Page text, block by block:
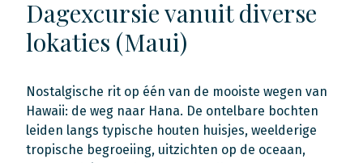
Dagexcursie vanuit diverse
lokaties (Maui)
Nostalgische rit op één van de mooiste wegen van
Hawaii: de weg naar Hana. De ontelbare bochten
leiden langs typische houten huisjes, weelderige
tropische begroeiing, uitzichten op de oceaan,